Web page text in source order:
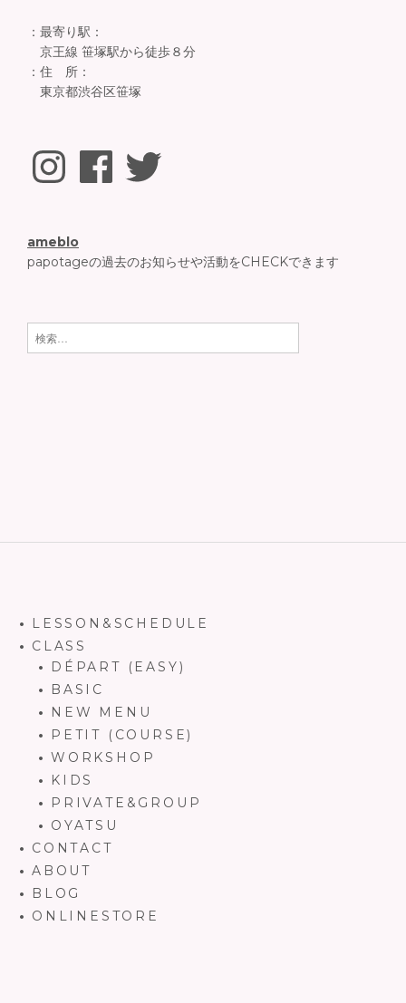
：最寄り駅：
京王線 笹塚駅から徒歩８分
：住 所：
東京都渋谷区笹塚
InstagramFacebookTwitter
ameblo
papotageの過去のお知らせや活動をCHECKできます
検
索:
LESSON&SCHEDULE
CLASS
DÉPART (EASY)
BASIC
NEW MENU
PETIT (COURSE)
WORKSHOP
KIDS
PRIVATE&GROUP
OYATSU
CONTACT
ABOUT
BLOG
ONLINESTORE